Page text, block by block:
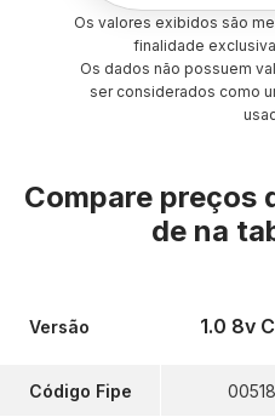
Os valores exibidos são
finalidade
Os dados não possuem
ser considerados como
Compare preços
de na
Versão
Código Fipe
1.0 8v